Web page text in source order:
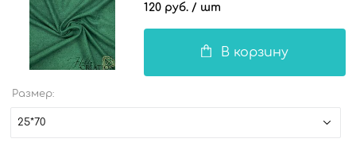
120 руб. / шт
В корзину
Размер:
25*70